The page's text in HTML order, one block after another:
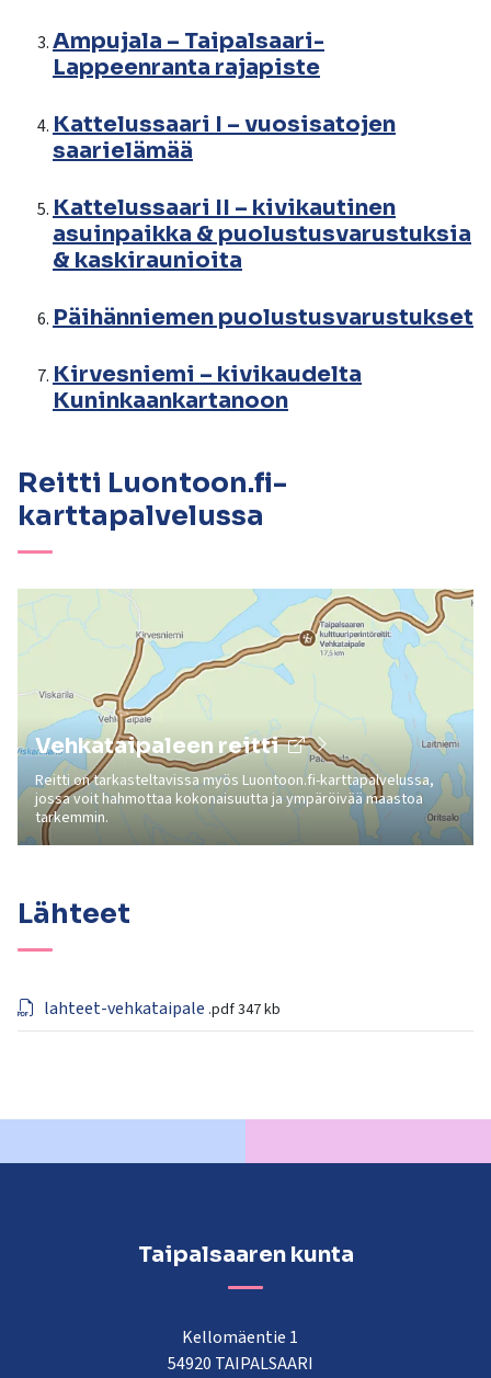
Ampujala – Taipalsaari-
Lappeenranta rajapiste
Kattelussaari I – vuosisatojen
saarielämää
Kattelussaari II – kivikautinen
asuinpaikka & puolustusvarustuksia
& kaskiraunioita
Päihänniemen puolustusvarustukset
Kirvesniemi – kivikaudelta
Kuninkaankartanoon
Reitti Luontoon.fi-
karttapalvelussa
Vehkataipaleen reitti
Reitti on tarkasteltavissa myös Luontoon.fi-karttapalvelussa,
jossa voit hahmottaa kokonaisuutta ja ympäröivää maastoa
tarkemmin.
Lähteet
lahteet-vehkataipale .pdf347 kb
Taipalsaaren kunta
Kellomäentie 1
54920 TAIPALSAARI